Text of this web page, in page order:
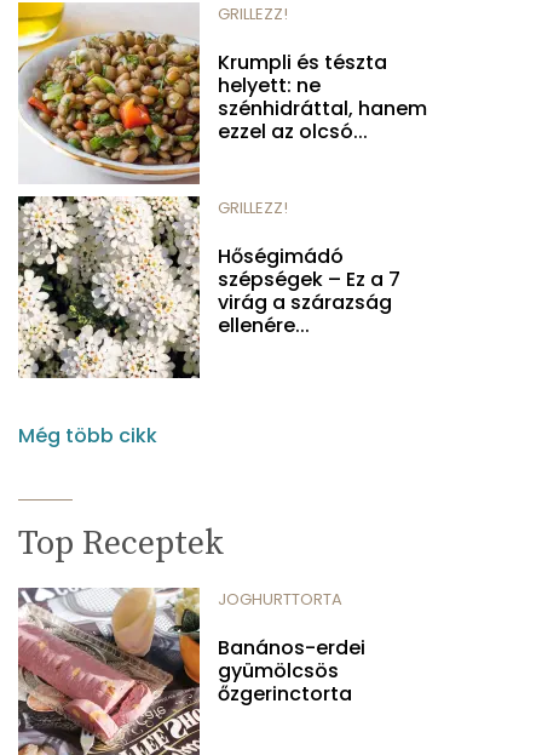
GRILLEZZ!
Krumpli és tészta
helyett: ne
szénhidráttal, hanem
ezzel az olcsó...
GRILLEZZ!
Hőségimádó
szépségek – Ez a 7
virág a szárazság
ellenére...
Még több cikk
Top Receptek
JOGHURTTORTA
Banános-erdei
gyümölcsös
őzgerinctorta